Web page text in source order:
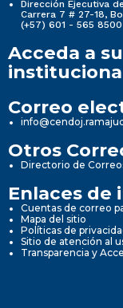
Dirección Ejecutiva
Carrera 7 # 27-18,
(+57) 601 - 565 8500
Acceda a
Correo
Otros
Directorio de
Enlaces de
Cuentas de correo
Mapa del sitio
Políticas de
Sitio de atención al
Transparencia y